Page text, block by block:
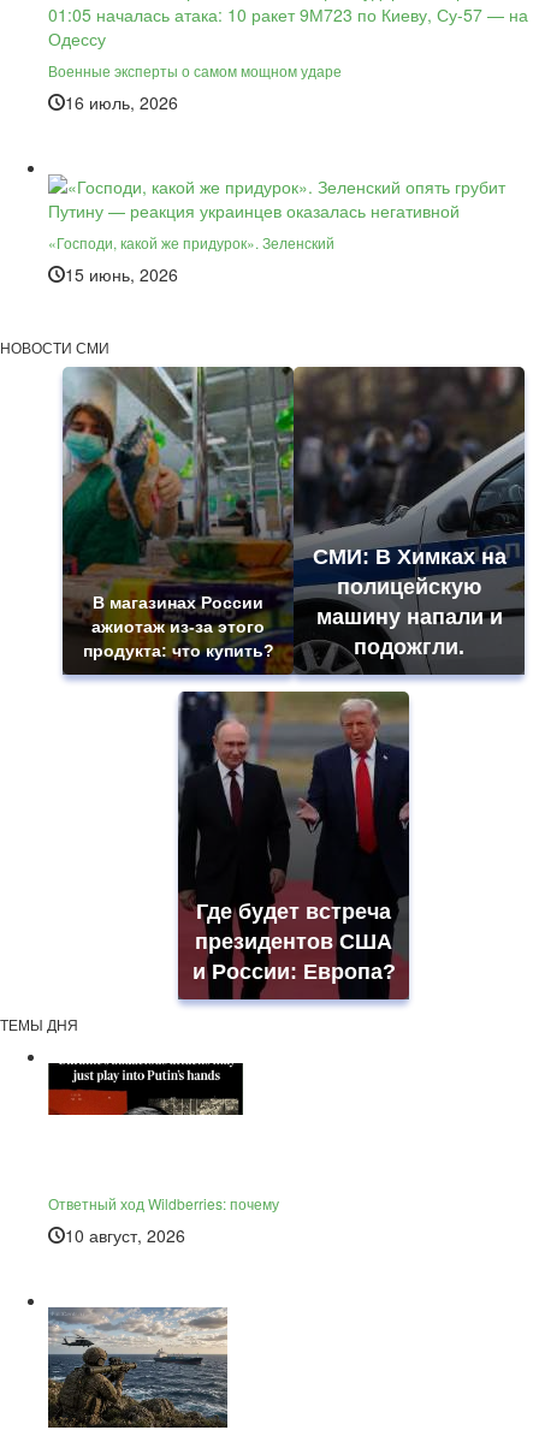
Военные эксперты о самом мощном ударе
16 июль, 2026
«Господи, какой же придурок». Зеленский
15 июнь, 2026
НОВОСТИ СМИ
В магазинах России
ажиотаж из-за этого
продукта: что купить?
СМИ: В Химках на
полицейскую
машину напали и
подожгли.
Где будет встреча
президентов США
и России: Европа?
ТЕМЫ ДНЯ
Ответный ход Wildberries: почему
10 август, 2026